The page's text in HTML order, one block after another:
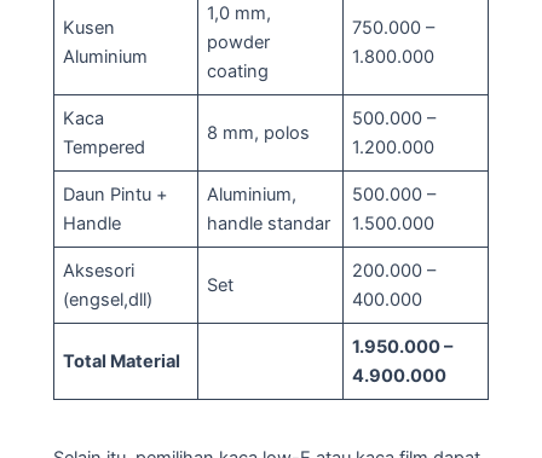
Kusen
Aluminium
1,0 mm,
powder
coating
750.000 –
1.800.000
Kaca
Tempered
8 mm, polos
500.000 –
1.200.000
Daun Pintu +
Handle
Aluminium,
handle standar
500.000 –
1.500.000
Aksesori
(engsel,dll)
Set
200.000 –
400.000
Total Material
1.950.000 –
4.900.000